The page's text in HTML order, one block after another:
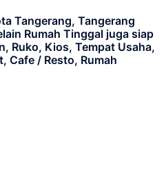
Tangerang, Tangerang
Rumah Tinggal juga siap
Ruko, Kios, Tempat Usaha,
Cafe / Resto, Rumah